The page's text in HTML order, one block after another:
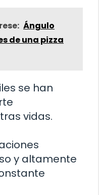
Ángulo
de una pizza
se han
vidas.
y altamente